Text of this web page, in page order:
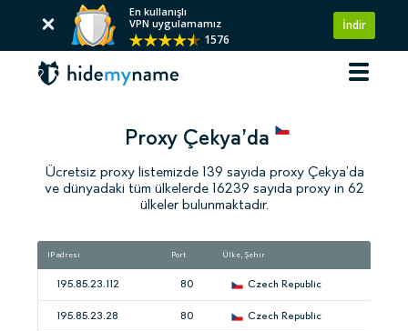
En kullanışlı
VPN uygulamamız
1576
İndir
Proxy Çekya’da
Ücretsiz proxy listemizde 139 sayıda proxy Çekya’da
ve dünyadaki tüm ülkelerde 16239 sayıda proxy in 62
ülkeler bulunmaktadır.
IP adresi Port Ülke, Şehir
195.85.23.112 80 Czech Republic
195.85.23.28 80 Czech Republic